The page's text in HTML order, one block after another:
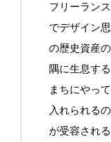
フリーラン
でデザイン
の歴史資産
隅に生息す
まちにやっ
入れられる
が受容され